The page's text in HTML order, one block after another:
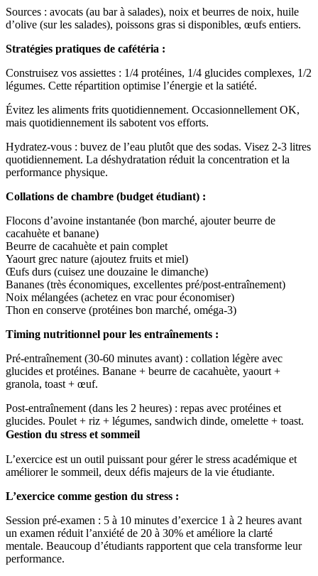
Sources : avocats (au bar à salades), noix et beurres de noix, huile
d’olive (sur les salades), poissons gras si disponibles, œufs entiers.
Stratégies pratiques de cafétéria :
Construisez vos assiettes : 1/4 protéines, 1/4 glucides complexes, 1/2
légumes. Cette répartition optimise l’énergie et la satiété.
Évitez les aliments frits quotidiennement. Occasionnellement OK,
mais quotidiennement ils sabotent vos efforts.
Hydratez-vous : buvez de l’eau plutôt que des sodas. Visez 2-3 litres
quotidiennement. La déshydratation réduit la concentration et la
performance physique.
Collations de chambre (budget étudiant) :
Flocons d’avoine instantanée (bon marché, ajouter beurre de
cacahuète et banane)
Beurre de cacahuète et pain complet
Yaourt grec nature (ajoutez fruits et miel)
Œufs durs (cuisez une douzaine le dimanche)
Bananes (très économiques, excellentes pré/post-entraînement)
Noix mélangées (achetez en vrac pour économiser)
Thon en conserve (protéines bon marché, oméga-3)
Timing nutritionnel pour les entraînements :
Pré-entraînement (30-60 minutes avant) : collation légère avec
glucides et protéines. Banane + beurre de cacahuète, yaourt +
granola, toast + œuf.
Post-entraînement (dans les 2 heures) : repas avec protéines et
glucides. Poulet + riz + légumes, sandwich dinde, omelette + toast.
Gestion du stress et sommeil
L’exercice est un outil puissant pour gérer le stress académique et
améliorer le sommeil, deux défis majeurs de la vie étudiante.
L’exercice comme gestion du stress :
Session pré-examen : 5 à 10 minutes d’exercice 1 à 2 heures avant
un examen réduit l’anxiété de 20 à 30% et améliore la clarté
mentale. Beaucoup d’étudiants rapportent que cela transforme leur
performance.